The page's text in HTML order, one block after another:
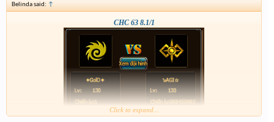
Belinda said: ↑
CHC 63 8.1/1
Click to expand...